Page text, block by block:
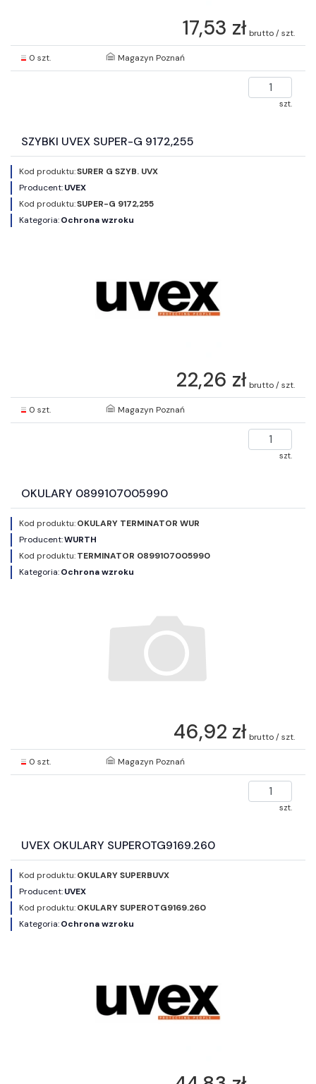
17,53 zł brutto / szt.
0 szt. Magazyn Poznań
szt.
SZYBKI UVEX SUPER-G 9172,255
Kod produktu:SURER G SZYB. UVX
Producent:UVEX
Kod produktu:SUPER-G 9172,255
Kategoria:Ochrona wzroku
22,26 zł brutto / szt.
0 szt. Magazyn Poznań
szt.
OKULARY 0899107005990
Kod produktu:OKULARY TERMINATOR WUR
Producent:WURTH
Kod produktu:TERMINATOR 0899107005990
Kategoria:Ochrona wzroku
46,92 zł brutto / szt.
0 szt. Magazyn Poznań
szt.
UVEX OKULARY SUPEROTG9169.260
Kod produktu:OKULARY SUPERBUVX
Producent:UVEX
Kod produktu:OKULARY SUPEROTG9169.260
Kategoria:Ochrona wzroku